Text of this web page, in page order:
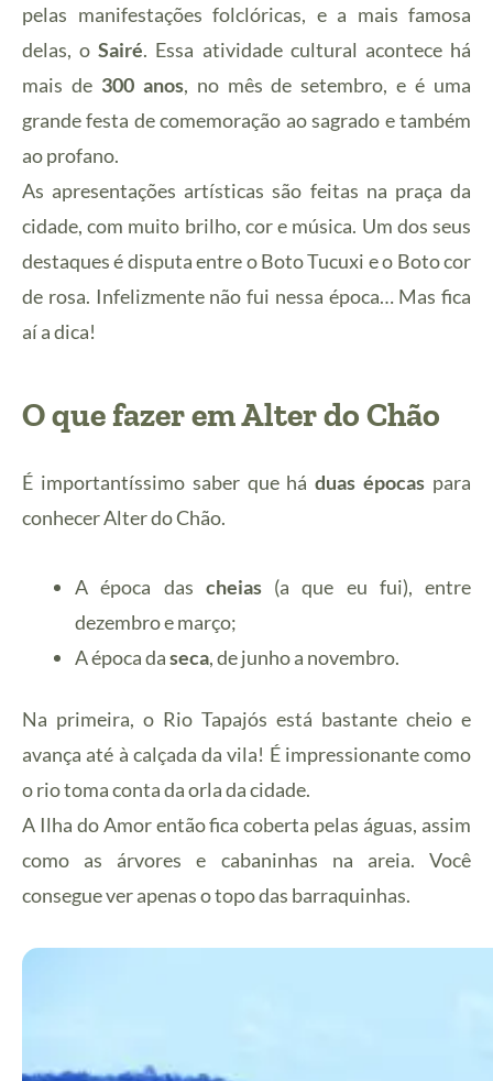
pelas manifestações folclóricas, e a mais famosa
delas, oSairé. Essa atividade cultural acontece há
mais de 300 anos, no mês de setembro, e é uma
grande festa de comemoração ao sagrado e também
ao profano.
As apresentações artísticas são feitas na praça da
cidade, com muito brilho, cor e música. Um dos seus
destaques é disputa entre o Boto Tucuxi e o Boto cor
de rosa. Infelizmente não fui nessa época… Mas fica
aí a dica!
O que fazer em Alter do Chão
É importantíssimo saber que háduas épocas para
conhecer Alter do Chão.
A época das cheias(a que eu fui), entre
dezembro e março;
A época daseca, de junho a novembro.
Na primeira, o Rio Tapajós está bastante cheio e
avança até à calçada da vila! É impressionante como
o rio toma conta da orla da cidade.
A Ilha do Amor então fica coberta pelas águas, assim
como as árvores e cabaninhas na areia. Você
consegue ver apenas o topo das barraquinhas.